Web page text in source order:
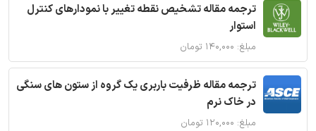
ترجمه مقاله تشخیص نقطه تغییر با نمودارهای کنترل
استوار
مبلغ: ۱۴۰,۰۰۰ تومان
ترجمه مقاله ظرفیت باربری یک گروه از ستون های سنگی
در خاک نرم
مبلغ: ۱۲۰,۰۰۰ تومان